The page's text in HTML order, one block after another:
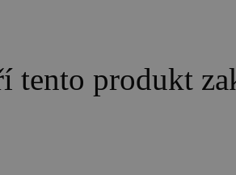
tento produkt